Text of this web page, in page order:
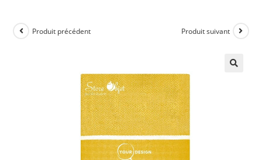
Produit précédent Produit suivant